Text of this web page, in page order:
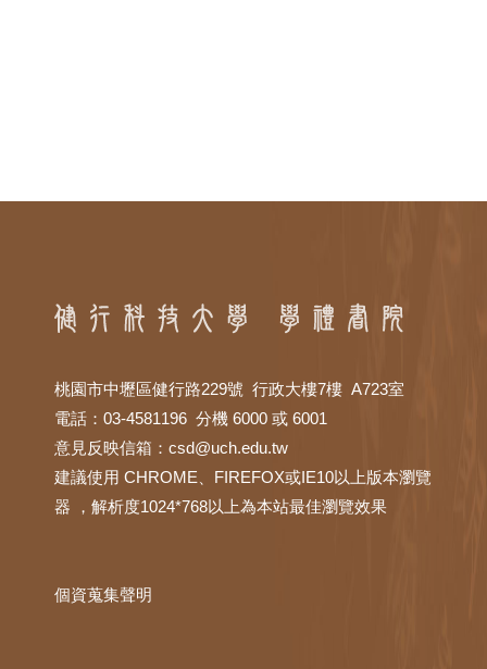
桃園市中壢區健行路229號 行政大樓7樓 A723室
電話：03-4581196 分機 6000 或 6001
意見反映信箱： csd@uch.edu.tw
建議使用 CHROME、FIREFOX或IE10以上版本瀏覽
器 ，解析度1024*768以上為本站最佳瀏覽效果
個資蒐集聲明